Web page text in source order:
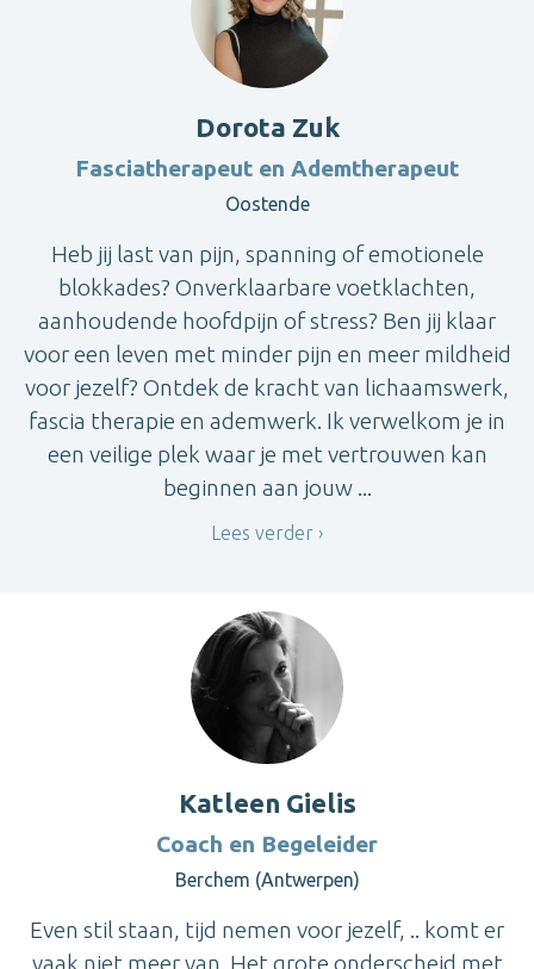
Dorota Zuk
Fasciatherapeut en Ademtherapeut
Oostende
Heb jij last van pijn, spanning of emotionele
blokkades? Onverklaarbare voetklachten,
aanhoudende hoofdpijn of stress? Ben jij klaar
voor een leven met minder pijn en meer mildheid
voor jezelf? Ontdek de kracht van lichaamswerk,
fascia therapie en ademwerk. Ik verwelkom je in
een veilige plek waar je met vertrouwen kan
beginnen aan jouw ...
Lees verder
Katleen Gielis
Coach en Begeleider
Berchem (Antwerpen)
Even stil staan, tijd nemen voor jezelf, .. komt er
vaak niet meer van. Het grote onderscheid met